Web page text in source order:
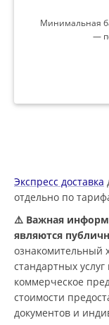
Минимальная
—
Экспресс доставка
отдельно по
⚠️ Важная
являются
ознакомительный
стандартных
коммерческое
стоимости
документов и